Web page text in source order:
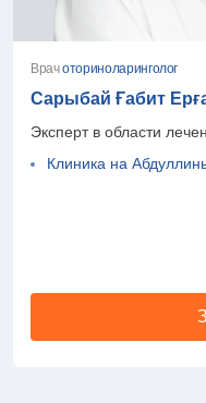
Врачоториноларинголог
Сарыбай Ғабит
Эксперт в области
Клиника на